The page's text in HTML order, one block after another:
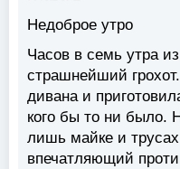
Недоброе утро
Часов в семь утра
страшнейший
дивана и
кого бы то ни было.
лишь майке и
впечатляющий